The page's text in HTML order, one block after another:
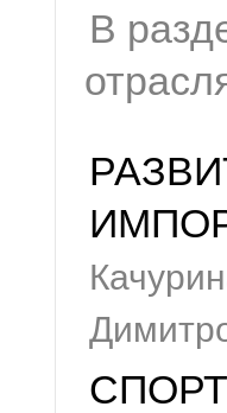
В